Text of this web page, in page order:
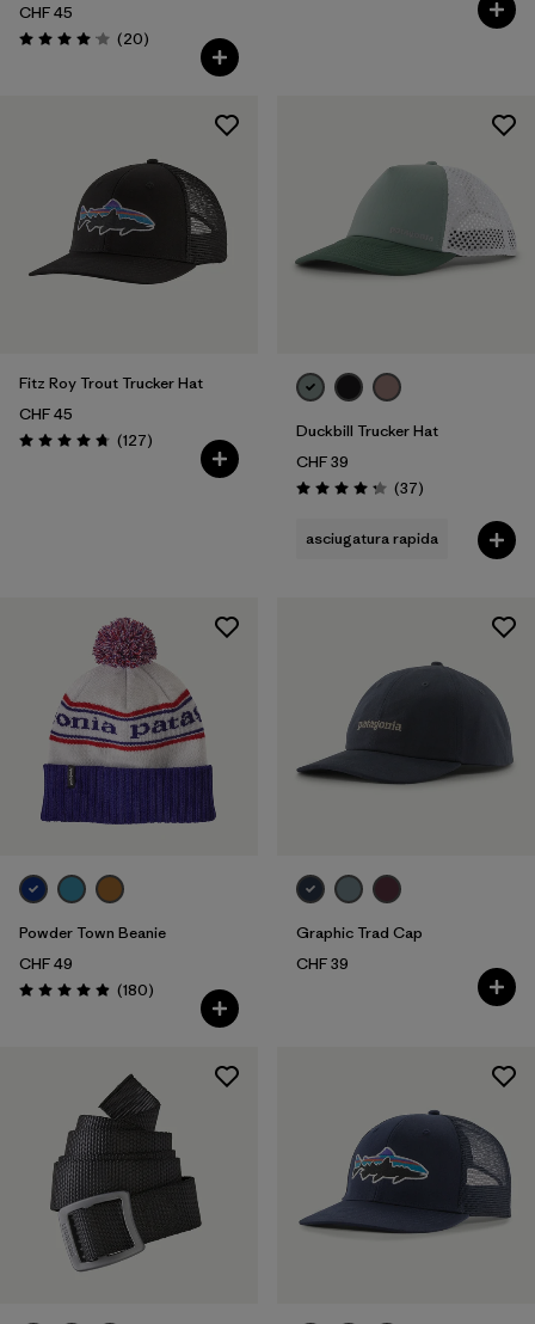
CHF 45
Valutazione: 4.1 / 5
(20Recensioni
)
Fitz Roy Trout Trucker Hat
CHF 45
Valutazione: 4.8 / 5
(127Recensioni
)
Duckbill Trucker Hat
CHF 39
Valutazione: 4.3 / 5
(37Recensioni
)
asciugatura rapida
Powder Town Beanie
CHF 49
Valutazione: 4.9 / 5
(180Recensioni
)
Graphic Trad Cap
CHF 39